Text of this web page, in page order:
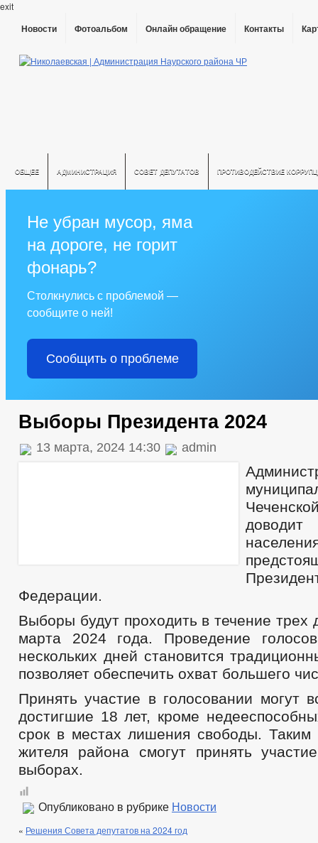
exit
Новости Фотоальбом Онлайн обращение Контакты
ОБЩЕЕ АДМИНИСТРАЦИЯ СОВЕТ ДЕПУТАТОВ ПРОТИВОДЕЙСТВИЕ
Не убран мусор, яма
на дороге, не горит
фонарь?
Столкнулись с проблемой —
сообщите о ней!
Сообщить о проблеме
Выборы Президента 2024
13 марта, 2024 14:30 admin
Федерации.
Выборы будут проходить в течение трех
марта 2024 года. Проведение
нескольких дней становится
позволяет обеспечить охват большего
Принять участие в голосовании могут
достигшие 18 лет, кроме
срок в местах лишения свободы.
жителя района смогут принять
выборах.
Опубликовано в рубрике Новости
« Решения Совета депутатов на 2024 год